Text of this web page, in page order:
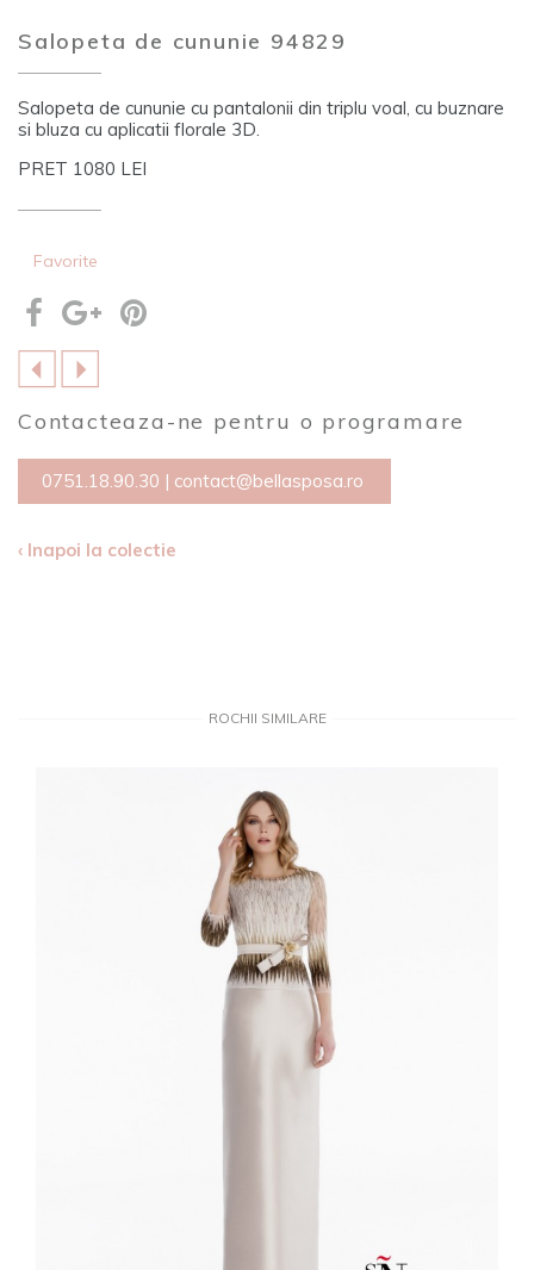
Salopeta de cununie 94829
Salopeta de cununie cu pantalonii din triplu voal, cu buznare
si bluza cu aplicatii florale 3D.
PRET 1080 LEI
Favorite
Contacteaza-ne pentru o programare
0751.18.90.30 | contact@bellasposa.ro
‹ Inapoi la colectie
ROCHII SIMILARE